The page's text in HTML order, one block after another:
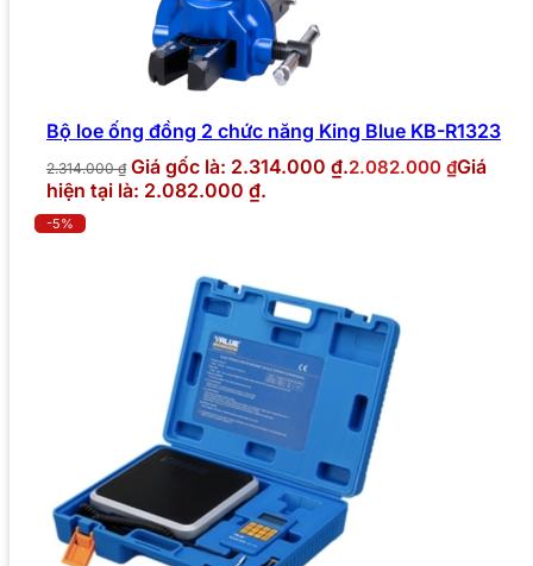
Bộ loe ống đồng 2 chức năng King Blue KB-R1323
2.314.000₫ Giá gốc là: 2.314.000 ₫.2.082.000 ₫Giá
hiện tại là: 2.082.000 ₫.
-5%